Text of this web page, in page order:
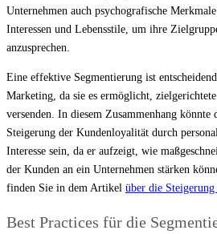
Unternehmen auch psychografische
Interessen und Lebensstile, um ihre
anzusprechen.
Eine effektive Segmentierung ist
Marketing, da sie es ermöglicht,
versenden. In diesem Zusammenhang
Steigerung der Kundenloyalität durch
Interesse sein, da er aufzeigt, wie
der Kunden an ein Unternehmen stärken
finden Sie in dem Artikel über die
Best Practices für die